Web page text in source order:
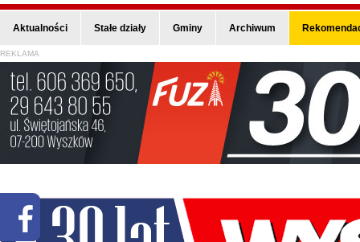
Aktualności Stałe działy Gminy Archiwum
REKLAMA